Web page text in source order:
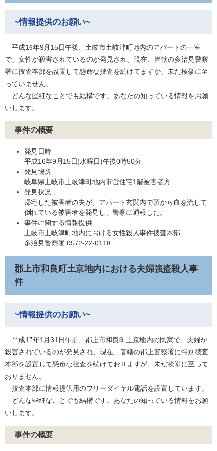
~情報提供のお願い~
平成16年9月15日午後、土岐市土岐津町地内のアパートの一室
で、女性が殺害されているのが発見され、現在、管轄の多治見警察
署に捜査本部を設置して懸命な捜査を続けてますが、未だ検挙に至
っていません。
どんな些細なことでも結構です。あなたの知っている情報をお願
いします。
事件の概要
発見日時
平成16年9月15日(水曜日)午後0時50分
発見場所
岐阜県土岐市土岐津町地内市営住宅1階被害者方
発見状況
帰宅した被害者の夫が、アパート玄関内で頭から血を流して
倒れている被害者を発見し、警察に通報した。
事件に関する情報提供
土岐市土岐津町地内における女性殺人事件捜査本部
多治見警察署 0572-22-0110
郡上市和良町土京地内における夫婦強盗殺人事
件
~情報提供のお願い~
平成17年1月31日午前、郡上市和良町土京地内の民家で、夫婦が
殺害されているのが発見され、現在、管轄の郡上警察署に特別捜査
本部を設置して懸命な捜査を続けておりますが、未だ検挙に至って
おりません。
捜査本部に情報提供用のフリーダイヤル電話を設置しています。
どんな些細なことでも結構です。あなたの知っている情報をお願
いします。
事件の概要